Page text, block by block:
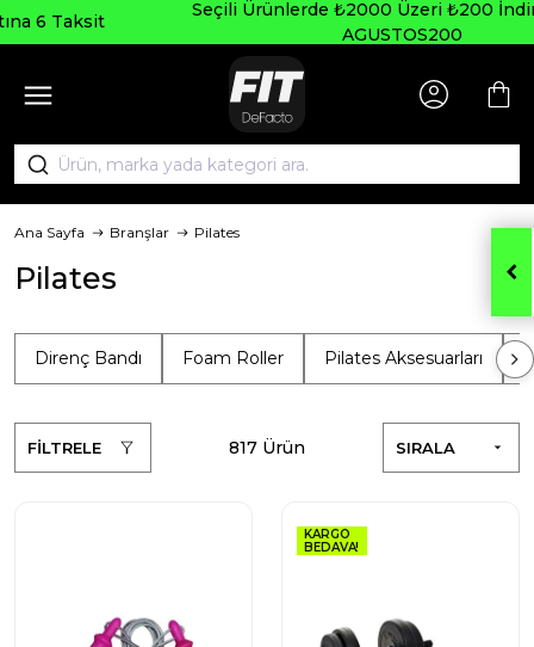
Seçili Ürünlerde ₺2000 Üzeri ₺200 İndirim Kodu:
Ana Sayfa Branşlar Pilates
Pilates
Direnç Bandı Foam Roller Pilates Aksesuarları
FİLTRELE SIRALA
817 Ürün
KARGO
BEDAVA!